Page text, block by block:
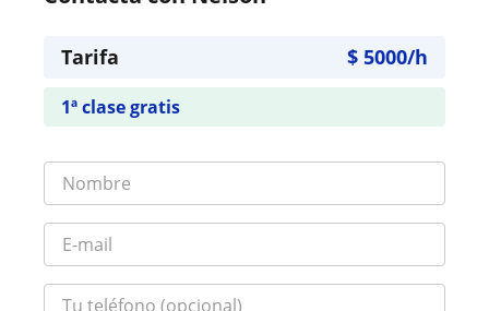
Tarifa $ 5000/h
1ª clase gratis